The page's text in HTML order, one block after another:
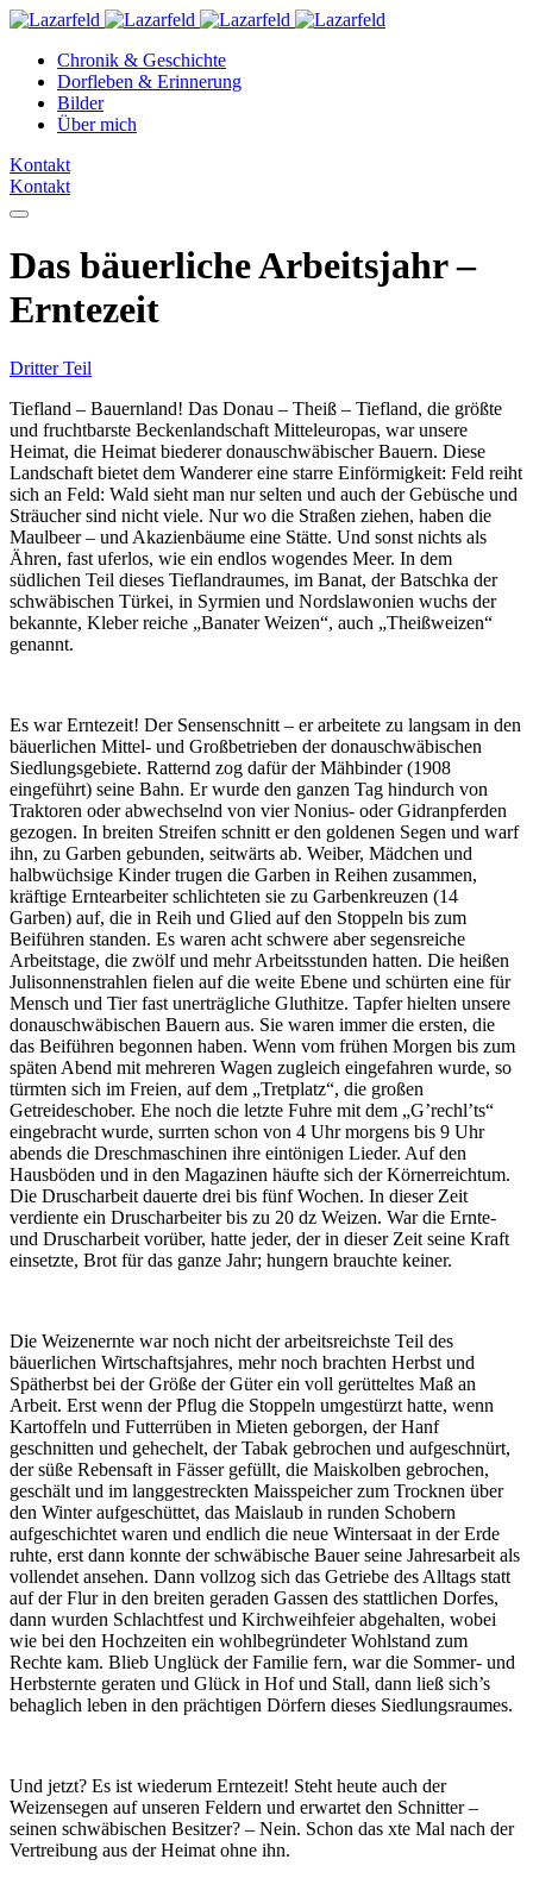
Chronik & Geschichte
Dorfleben & Erinnerung
Bilder
Über mich
Kontakt
Kontakt
Das bäuerliche Arbeitsjahr –
Erntezeit
Dritter Teil
Tiefland – Bauernland! Das Donau – Theiß – Tiefland, die größte
und fruchtbarste Beckenlandschaft Mitteleuropas, war unsere
Heimat, die Heimat biederer donauschwäbischer Bauern. Diese
Landschaft bietet dem Wanderer eine starre Einförmigkeit: Feld reiht
sich an Feld: Wald sieht man nur selten und auch der Gebüsche und
Sträucher sind nicht viele. Nur wo die Straßen ziehen, haben die
Maulbeer – und Akazienbäume eine Stätte. Und sonst nichts als
Ähren, fast uferlos, wie ein endlos wogendes Meer. In dem
südlichen Teil dieses Tieflandraumes, im Banat, der Batschka der
schwäbischen Türkei, in Syrmien und Nordslawonien wuchs der
bekannte, Kleber reiche „Banater Weizen“, auch „Theißweizen“
genannt.
Es war Erntezeit! Der Sensenschnitt – er arbeitete zu langsam in den
bäuerlichen Mittel- und Großbetrieben der donauschwäbischen
Siedlungsgebiete. Ratternd zog dafür der Mähbinder (1908
eingeführt) seine Bahn. Er wurde den ganzen Tag hindurch von
Traktoren oder abwechselnd von vier Nonius- oder Gidranpferden
gezogen. In breiten Streifen schnitt er den goldenen Segen und warf
ihn, zu Garben gebunden, seitwärts ab. Weiber, Mädchen und
halbwüchsige Kinder trugen die Garben in Reihen zusammen,
kräftige Erntearbeiter schlichteten sie zu Garbenkreuzen (14
Garben) auf, die in Reih und Glied auf den Stoppeln bis zum
Beiführen standen. Es waren acht schwere aber segensreiche
Arbeitstage, die zwölf und mehr Arbeitsstunden hatten. Die heißen
Julisonnenstrahlen fielen auf die weite Ebene und schürten eine für
Mensch und Tier fast unerträgliche Gluthitze. Tapfer hielten unsere
donauschwäbischen Bauern aus. Sie waren immer die ersten, die
das Beiführen begonnen haben. Wenn vom frühen Morgen bis zum
späten Abend mit mehreren Wagen zugleich eingefahren wurde, so
türmten sich im Freien, auf dem „Tretplatz“, die großen
Getreideschober. Ehe noch die letzte Fuhre mit dem „G’rechl’ts“
eingebracht wurde, surrten schon von 4 Uhr morgens bis 9 Uhr
abends die Dreschmaschinen ihre eintönigen Lieder. Auf den
Hausböden und in den Magazinen häufte sich der Körnerreichtum.
Die Druscharbeit dauerte drei bis fünf Wochen. In dieser Zeit
verdiente ein Druscharbeiter bis zu 20 dz Weizen. War die Ernte-
und Druscharbeit vorüber, hatte jeder, der in dieser Zeit seine Kraft
einsetzte, Brot für das ganze Jahr; hungern brauchte keiner.
Die Weizenernte war noch nicht der arbeitsreichste Teil des
bäuerlichen Wirtschaftsjahres, mehr noch brachten Herbst und
Spätherbst bei der Größe der Güter ein voll gerütteltes Maß an
Arbeit. Erst wenn der Pflug die Stoppeln umgestürzt hatte, wenn
Kartoffeln und Futterrüben in Mieten geborgen, der Hanf
geschnitten und gehechelt, der Tabak gebrochen und aufgeschnürt,
der süße Rebensaft in Fässer gefüllt, die Maiskolben gebrochen,
geschält und im langgestreckten Maisspeicher zum Trocknen über
den Winter aufgeschüttet, das Maislaub in runden Schobern
aufgeschichtet waren und endlich die neue Wintersaat in der Erde
ruhte, erst dann konnte der schwäbische Bauer seine Jahresarbeit als
vollendet ansehen. Dann vollzog sich das Getriebe des Alltags statt
auf der Flur in den breiten geraden Gassen des stattlichen Dorfes,
dann wurden Schlachtfest und Kirchweihfeier abgehalten, wobei
wie bei den Hochzeiten ein wohlbegründeter Wohlstand zum
Rechte kam. Blieb Unglück der Familie fern, war die Sommer- und
Herbsternte geraten und Glück in Hof und Stall, dann ließ sich’s
behaglich leben in den prächtigen Dörfern dieses Siedlungsraumes.
Und jetzt? Es ist wiederum Erntezeit! Steht heute auch der
Weizensegen auf unseren Feldern und erwartet den Schnitter –
seinen schwäbischen Besitzer? – Nein. Schon das xte Mal nach der
Vertreibung aus der Heimat ohne ihn.